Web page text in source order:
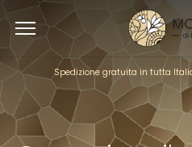
Spedizione gratuita in tutta